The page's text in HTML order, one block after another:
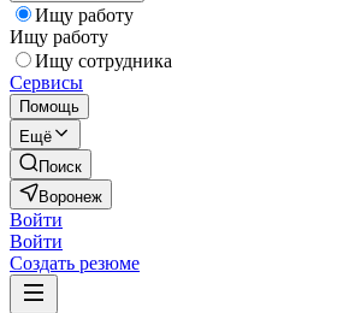
Ищу работу
Ищу работу
Ищу сотрудника
Сервисы
Помощь
Ещё
Поиск
Воронеж
Войти
Войти
Создать резюме